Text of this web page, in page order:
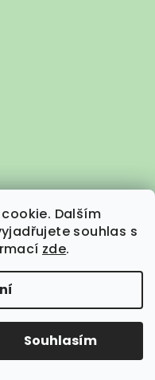
Dalším
souhlas s
zde.
Souhlasím